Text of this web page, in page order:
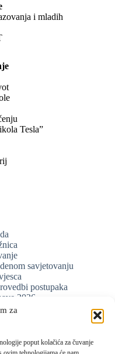
za
poput kolačića za čuvanje
i mladih
Tesla”
savjetovanju
postupaka
2026.
o provedbi
nabave